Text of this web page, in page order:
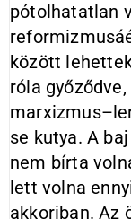
pótolhatatlan
között
róla
se kutya. A
nem bírta
lett volna
akkoriban. Az